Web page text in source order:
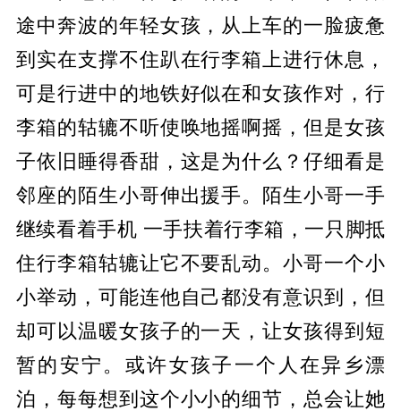
途中奔波的年轻女孩，从上车的一脸疲惫
到实在支撑不住趴在行李箱上进行休息，
可是行进中的地铁好似在和女孩作对，行
李箱的轱辘不听使唤地摇啊摇，但是女孩
子依旧睡得香甜，这是为什么？仔细看是
邻座的陌生小哥伸出援手。陌生小哥一手
继续看着手机 一手扶着行李箱，一只脚抵
住行李箱轱辘让它不要乱动。小哥一个小
小举动，可能连他自己都没有意识到，但
却可以温暖女孩子的一天，让女孩得到短
暂的安宁。或许女孩子一个人在异乡漂
泊，每每想到这个小小的细节，总会让她